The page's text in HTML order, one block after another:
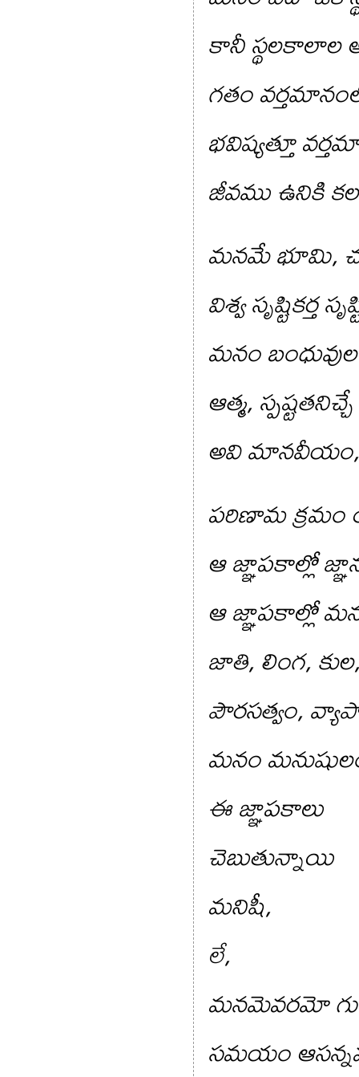
కానీ స్థలకాలాల
గతం
భవిష్యత్తూ
జీవము ఉనికి
మనమే భూమి,
విశ్వ సృష్టికర్త
మనం
ఆత్మ,
అవి
పరిణామ
ఆ జ్ఞాపకాల్లో
ఆ జ్ఞాపకాల్లో మన
జాతి, లింగ,
పౌరసత్వం,
మనం
ఈ జ్ఞాపకాలు
చెబుతున్నాయి
మనిషీ,
లే,
మనమెవరమో
సమయం